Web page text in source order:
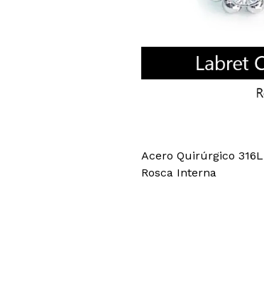
Acero Quirúrgico 316L
Rosca Interna